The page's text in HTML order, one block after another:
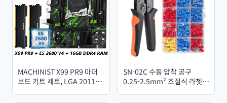
MACHINIST X99 PR9 마더
보드 키트 세트, LGA 2011-3,
및 DDR4 16GB(2*8G) RAM,
SN-02C 수동 압착 공구
0.25-2.5mm² 조절식 라쳇
러그 모음 키트 절연 전선 압